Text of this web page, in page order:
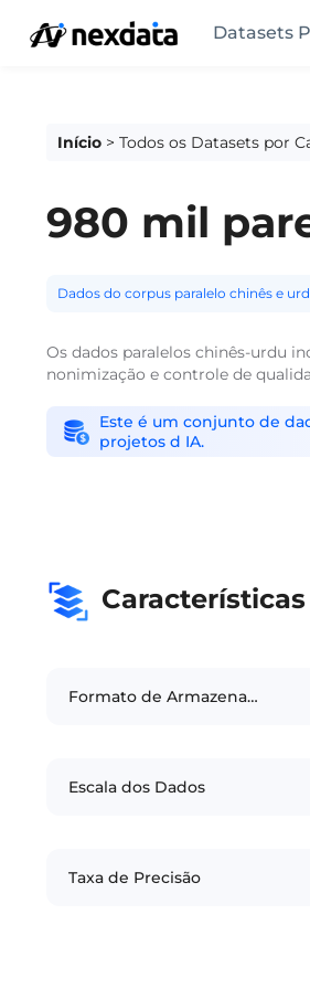
Datasets
Início > Todos os Datasets por
980 mil
Dados do corpus paralelo chinês e
Os dados paralelos chinês-urdu
nonimização e controle de
Este é um conjunto de
projetos d IA.
Características
Formato de Armazenamento
Escala dos Dados
Taxa de Precisão